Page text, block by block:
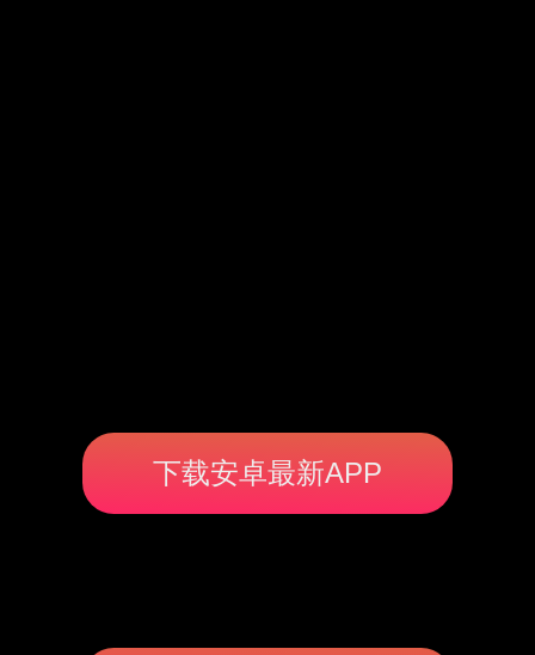
下载安卓最新APP